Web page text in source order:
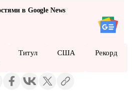
в Google News
Титул США Рекорд